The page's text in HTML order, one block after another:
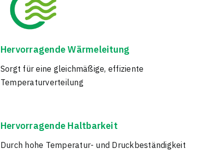
Hervorragende Wärmeleitung
Sorgt für eine gleichmäßige, effiziente
Temperaturverteilung
Hervorragende Haltbarkeit
Durch hohe Temperatur- und Druckbeständigkeit